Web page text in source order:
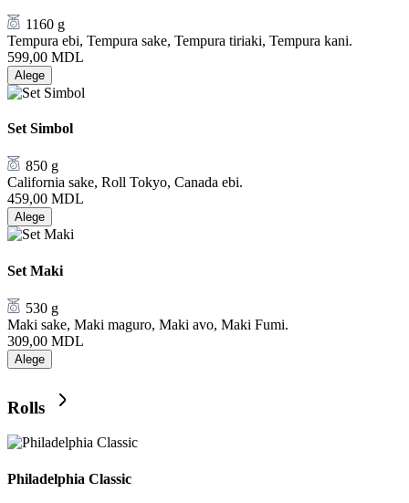
1160 g
Tempura ebi, Tempura sake, Tempura tiriaki, Tempura kani.
599,00 MDL
Alege
Set Simbol
850 g
California sake, Roll Tokyo, Canada ebi.
459,00 MDL
Alege
Set Maki
530 g
Maki sake, Maki maguro, Maki avo, Maki Fumi.
309,00 MDL
Alege
Rolls
Philadelphia Classic